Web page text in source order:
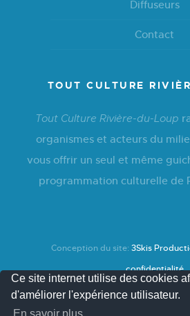
Diffuseurs
Contact
TOUT CULTURE
Tout Culture Rivière-du-Loup
organismes et acteurs du
vous offrir un seul et même
programmation culturelle de
Conception du site: 3Skis
confidentialité
Ce site internet utilise des cookies
d'améliorer l'expérience utilisateur.
En savoir plus